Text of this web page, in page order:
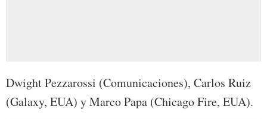
Dwight Pezzarossi (Comunicaciones), Carlos Ruiz
(Galaxy, EUA) y Marco Papa (Chicago Fire, EUA).